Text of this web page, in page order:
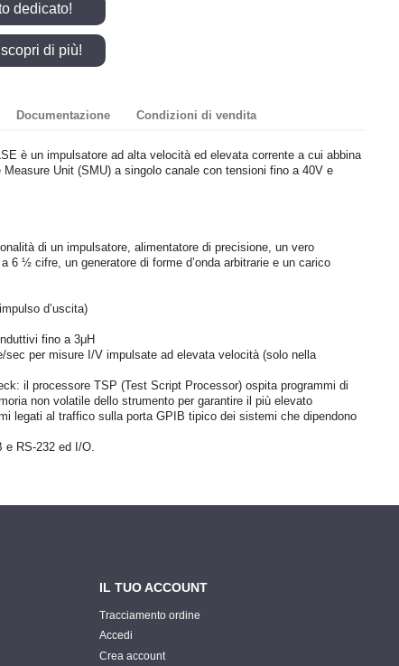
dedicato!
di più!
Documentazione Condizioni di vendita
è un impulsatore ad alta velocità ed elevata corrente a cui abbina
Unit (SMU) a singolo canale con tensioni fino a 40V e
di un impulsatore, alimentatore di precisione, un vero
6 ½ cifre, un generatore di forme d’onda arbitrarie e un carico
d’uscita)
fino a 3μH
sec per misure I/V impulsate ad elevata velocità (solo nella
il processore TSP (Test Script Processor) ospita programmi di
non volatile dello strumento per garantire il più elevato
legati al traffico sulla porta GPIB tipico dei sistemi che dipendono
RS-232 ed I/O.
IL TUO ACCOUNT
Tracciamento ordine
Accedi
Crea account